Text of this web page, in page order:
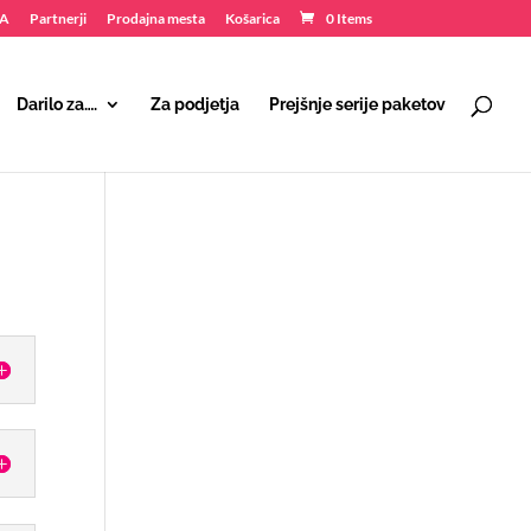
Partnerji Prodajna mesta Košarica 0 Items
Darilo za…. Za podjetja Prejšnje serije paketov